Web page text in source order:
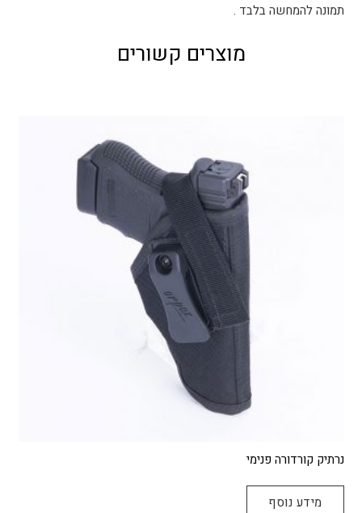
תמונה להמחשה בלבד .
מוצרים קשורים
נרתיק קורדורה פנימי
מידע נוסף